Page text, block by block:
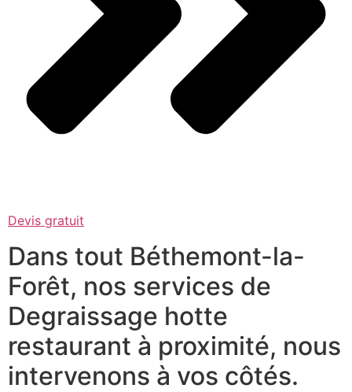
Devis gratuit
Dans tout Béthemont-la-
Forêt, nos services de
Degraissage hotte
restaurant à proximité, nous
intervenons à vos côtés.